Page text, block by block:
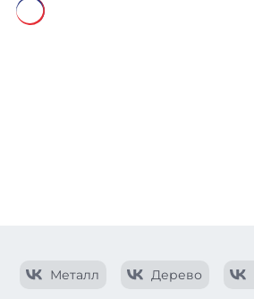
Металл Дерево